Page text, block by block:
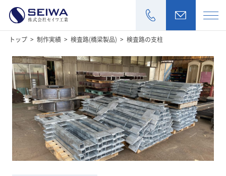
加工商品
製作実績
設備一覧
トップ > 制作実績 > 検査路(橋梁製品) > 検査路の支柱